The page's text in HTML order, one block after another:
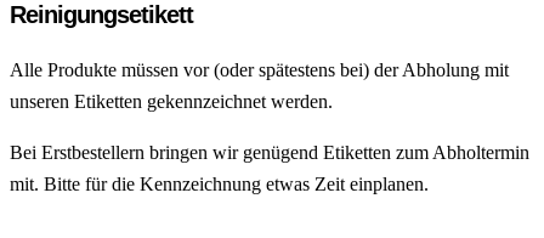
Reinigungsetikett
Alle Produkte müssen vor (oder spätestens bei) der Abholung mit
unseren Etiketten gekennzeichnet werden.
Bei Erstbestellern bringen wir genügend Etiketten zum Abholtermin
mit. Bitte für die Kennzeichnung etwas Zeit einplanen.